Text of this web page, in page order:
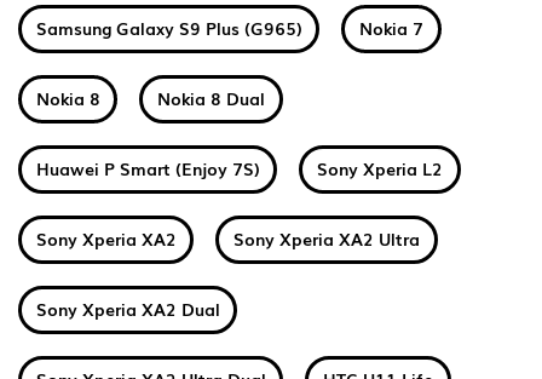
Samsung Galaxy S9 Plus (G965) Nokia 7
Nokia 8 Nokia 8 Dual
Huawei P Smart (Enjoy 7S) Sony Xperia L2
Sony Xperia XA2 Sony Xperia XA2 Ultra
Sony Xperia XA2 Dual